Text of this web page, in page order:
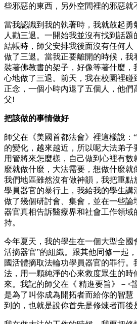
些邪惡的東西，另外空間裡的邪惡就
當我認識到我的執著時，我就鼓起勇
人勸三退。一開始我並沒有找到話
結帳時，師父安排我後面沒有任何人
做了三退。當我正要離開的時候，我
裝著佛教書的架子，好像等著什麼，
心地做了三退。前天，我在校園裡碰
正念，一個小時內退了五個人，他們
父!
把該做的事情做好
師父在《美國首都法會》裡這樣說：
的變化，越來越近，所以呢大法弟子
用管將來怎麼樣，自己做到心裡有
麼就做什麼，大法需要，想做什麼就
我們地區雖然沒有做神韻，我把重點
學員器官的暴行上，我給我的學生講
做了幾個研討會、集會，並在一些論
器官真相告訴醫療界和社會工作領域
持。
今年夏天，我的學生在一個大型全國
活摘器官”的組織。跟其他同修一起
國活體摘取法輪功學員器官的罪行
法，用一顆純淨的心來救度眾生的時
來。我記的師父在《 精進要旨》－<
是為了叫你成為開拓者而給你的智
到的，也就是說你首先是修煉者而後